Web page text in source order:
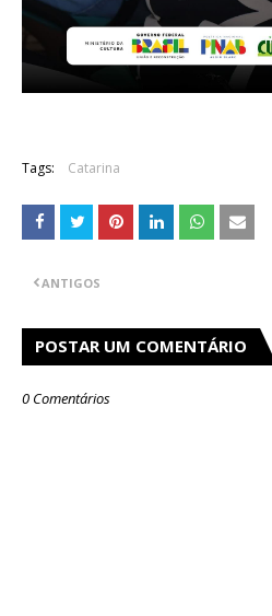
Tags: Catarina
ANTIGOS
POSTAR UM COMENTÁRIO
0 Comentários